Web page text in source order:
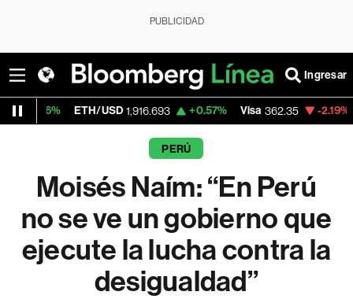
PUBLICIDAD
Ingresar
1,916.693 +0.57% Visa 362.35 -2.19% MercadoLibre
PERÚ
Moisés Naím: “En Perú
no se ve un gobierno que
ejecute la lucha contra la
desigualdad”